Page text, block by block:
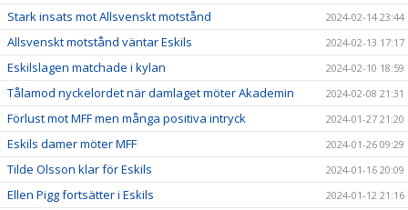
Stark insats mot Allsvenskt motstånd 2024-02-14 23:44
Allsvenskt motstånd väntar Eskils 2024-02-13 17:17
Eskilslagen matchade i kylan 2024-02-10 18:59
Tålamod nyckelordet när damlaget möter Akademin 2024-02-08 21:31
Förlust mot MFF men många positiva intryck 2024-01-27 21:20
Eskils damer möter MFF 2024-01-26 09:29
Tilde Olsson klar för Eskils 2024-01-16 20:09
Ellen Pigg fortsätter i Eskils 2024-01-12 21:16